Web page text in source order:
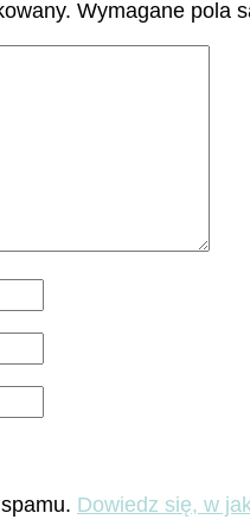
Wymagane pola
Dowiedz się, w